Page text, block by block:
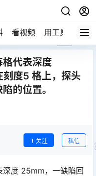
看视频 用工具 论技
格代表深度
度5 格上，探头
的位置。
关注 私信
深度 25mm，一缺陷回